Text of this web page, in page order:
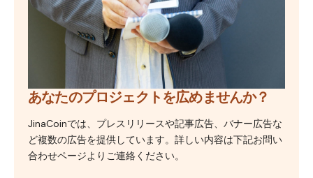
あなたのプロジェクトを広めませんか？
JinaCoinでは、プレスリリースや記事広告、バナー広告な
ど複数の広告を提供しています。詳しい内容は下記お問い
合わせページよりご連絡ください。